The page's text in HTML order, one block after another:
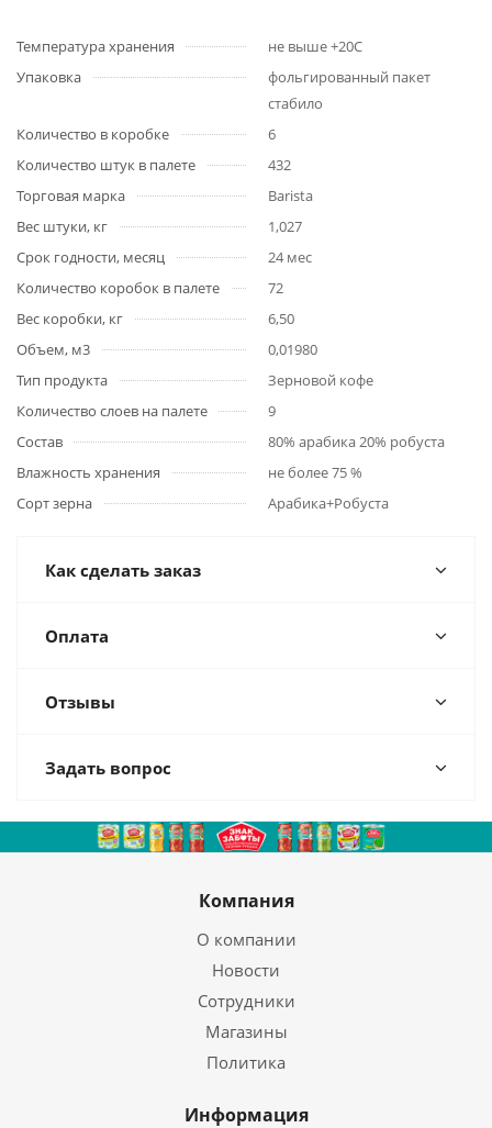
Температура хранения
не выше +20С
Упаковка
фольгированный пакет
стабило
Количество в коробке
6
Количество штук в палете
432
Торговая марка
Barista
Вес штуки, кг
1,027
Срок годности, месяц
24 мес
Количество коробок в палете
72
Вес коробки, кг
6,50
Объем, м3
0,01980
Тип продукта
Зерновой кофе
Количество слоев на палете
9
Состав
80% арабика 20% робуста
Влажность хранения
не более 75 %
Сорт зерна
Арабика+Робуста
Как сделать заказ
Оплата
Отзывы
Задать вопрос
Компания
О компании
Новости
Сотрудники
Магазины
Политика
Информация